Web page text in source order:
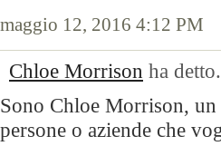
maggio 12, 2016 4:12 PM
Chloe Morrison ha
Sono Chloe Morrison, un
persone o aziende che